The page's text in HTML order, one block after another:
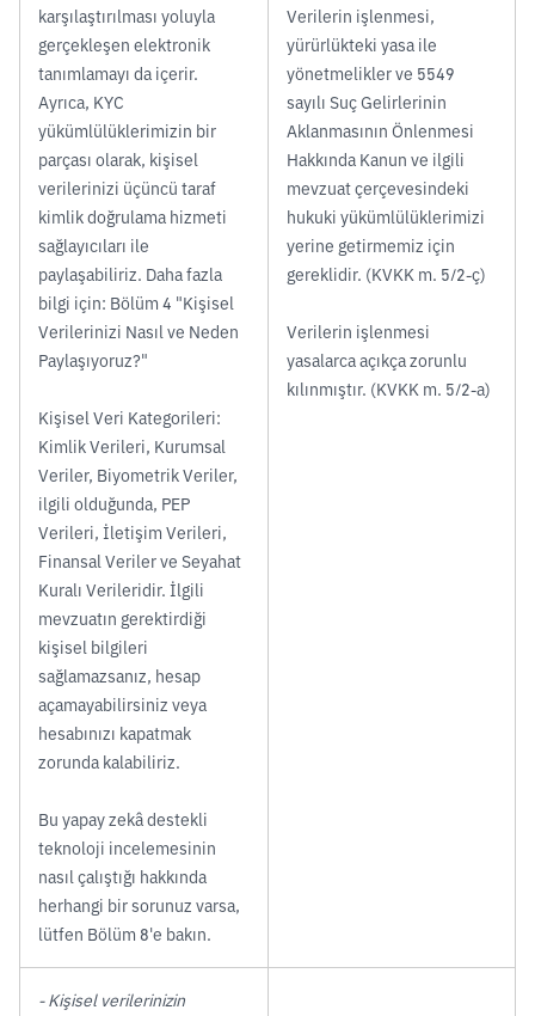
karşılaştırılması yoluyla
gerçekleşen elektronik
tanımlamayı da içerir.
Ayrıca, KYC
yükümlülüklerimizin bir
parçası olarak, kişisel
verilerinizi üçüncü taraf
kimlik doğrulama hizmeti
sağlayıcıları ile
paylaşabiliriz. Daha fazla
bilgi için: Bölüm 4 "Kişisel
Verilerinizi Nasıl ve Neden
Paylaşıyoruz?"
Kişisel Veri Kategorileri:
Kimlik Verileri, Kurumsal
Veriler, Biyometrik Veriler,
ilgili olduğunda, PEP
Verileri, İletişim Verileri,
Finansal Veriler ve Seyahat
Kuralı Verileridir. İlgili
mevzuatın gerektirdiği
kişisel bilgileri
sağlamazsanız, hesap
açamayabilirsiniz veya
hesabınızı kapatmak
zorunda kalabiliriz.
Bu yapay zekâ destekli
teknoloji incelemesinin
nasıl çalıştığı hakkında
herhangi bir sorunuz varsa,
lütfen Bölüm 8'e bakın.
Verilerin işlenmesi,
yürürlükteki yasa ile
yönetmelikler ve 5549
sayılı Suç Gelirlerinin
Aklanmasının Önlenmesi
Hakkında Kanun ve ilgili
mevzuat çerçevesindeki
hukuki yükümlülüklerimizi
yerine getirmemiz için
gereklidir. (KVKK m. 5/2-ç)
Verilerin işlenmesi
yasalarca açıkça zorunlu
kılınmıştır. (KVKK m. 5/2-a)
- Kişisel verilerinizin